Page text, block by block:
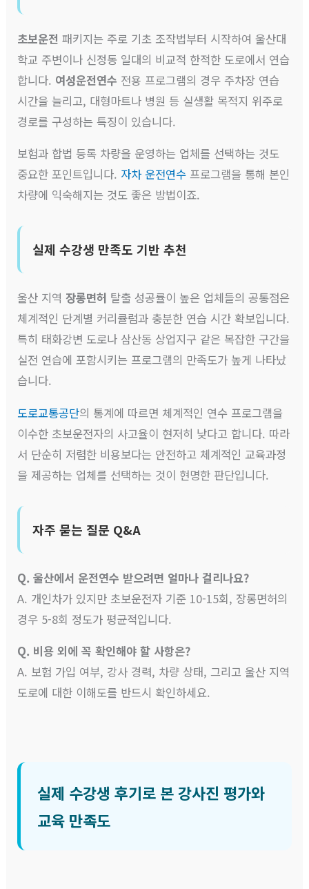
초보운전 패키지는 주로 기초 조작법부터 시작하여 울산대
학교 주변이나 신정동 일대의 비교적 한적한 도로에서 연습
합니다. 여성운전연수 전용 프로그램의 경우 주차장 연습
시간을 늘리고, 대형마트나 병원 등 실생활 목적지 위주로
경로를 구성하는 특징이 있습니다.
보험과 합법 등록 차량을 운영하는 업체를 선택하는 것도
중요한 포인트입니다. 자차 운전연수 프로그램을 통해 본인
차량에 익숙해지는 것도 좋은 방법이죠.
실제 수강생 만족도 기반 추천
울산 지역 장롱면허 탈출 성공률이 높은 업체들의 공통점은
체계적인 단계별 커리큘럼과 충분한 연습 시간 확보입니다.
특히 태화강변 도로나 삼산동 상업지구 같은 복잡한 구간을
실전 연습에 포함시키는 프로그램의 만족도가 높게 나타났
습니다.
도로교통공단의 통계에 따르면 체계적인 연수 프로그램을
이수한 초보운전자의 사고율이 현저히 낮다고 합니다. 따라
서 단순히 저렴한 비용보다는 안전하고 체계적인 교육과정
을 제공하는 업체를 선택하는 것이 현명한 판단입니다.
자주 묻는 질문 Q&A
Q. 울산에서 운전연수 받으려면 얼마나 걸리나요?
A. 개인차가 있지만 초보운전자 기준 10-15회, 장롱면허의
경우 5-8회 정도가 평균적입니다.
Q. 비용 외에 꼭 확인해야 할 사항은?
A. 보험 가입 여부, 강사 경력, 차량 상태, 그리고 울산 지역
도로에 대한 이해도를 반드시 확인하세요.
실제 수강생 후기로 본 강사진 평가와
교육 만족도